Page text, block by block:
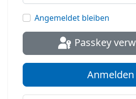
Angemeldet bleiben
Passkey
Anmelden